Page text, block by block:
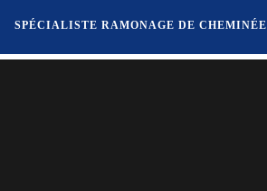
SPÉCIALISTE RAMONAGE DE CHEMINÉE